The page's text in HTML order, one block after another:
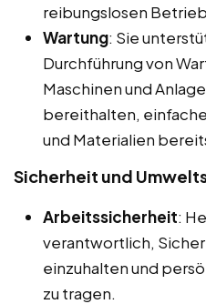
reibungslosen
Wartung: Sie
Durchführung von
Maschinen und
bereithalten,
und Materialien
Sicherheit und
Arbeitssicherheit:
verantwortlich,
einzuhalten und
zu tragen.